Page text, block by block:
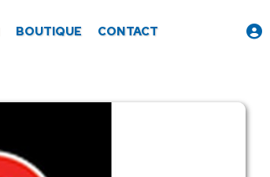
BOUTIQUE CONTACT